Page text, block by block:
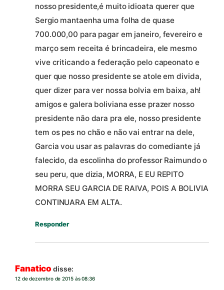
nosso presidente,é muito idioata querer que
Sergio mantaenha uma folha de quase
700.000,00 para pagar em janeiro, fevereiro e
março sem receita é brincadeira, ele mesmo
vive criticando a federação pelo capeonato e
quer que nosso presidente se atole em divida,
quer dizer para ver nossa bolvia em baixa, ah!
amigos e galera boliviana esse prazer nosso
presidente não dara pra ele, nosso presidente
tem os pes no chão e não vai entrar na dele,
Garcia vou usar as palavras do comediante já
falecido, da escolinha do professor Raimundo o
seu peru, que dizia, MORRA, E EU REPITO
MORRA SEU GARCIA DE RAIVA, POIS A BOLIVIA
CONTINUARA EM ALTA.
Responder
Fanatico disse:
12 de dezembro de 2015 às 08:36